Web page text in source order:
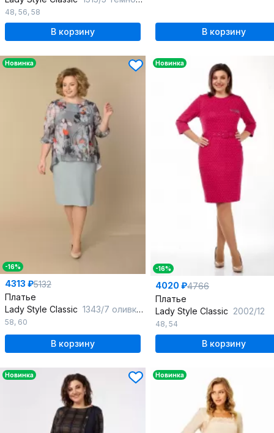
48, 56, 58
В корзину В корзину
Новинка
-16%
4313 ₽5132
Платье
Lady Style Classic 1343/7 оливковый
58, 60
В корзину
Новинка
-16%
4020 ₽4766
Платье
Lady Style Classic 2002/12
48, 54
В корзину
Новинка Новинка